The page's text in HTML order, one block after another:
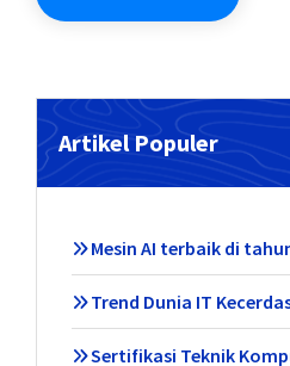
Artikel Populer
Mesin AI terbaik di
Trend Dunia IT
Sertifikasi Teknik